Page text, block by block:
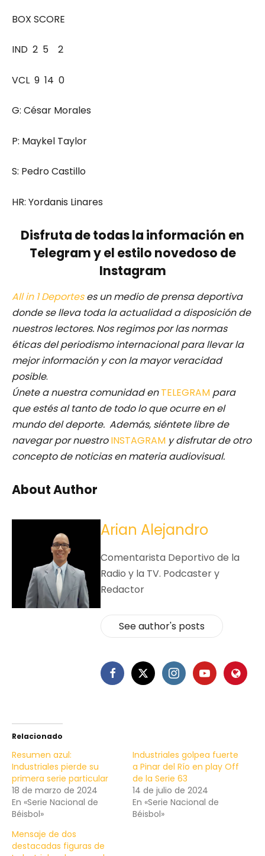
BOX SCORE
IND 2 5 2
VCL 9 14 0
G: César Morales
P: Maykel Taylor
S: Pedro Castillo
HR: Yordanis Linares
Disfruta de todas la información en
Telegram y el estilo novedoso de
Instagram
All in 1 Deporteses un medio de prensa deportiva
donde se lleva toda la actualidad a disposición de
nuestros lectores. Nos regimos por las normas
éticas del periodismo internacional para llevar la
mejor información y con la mayor veracidad
posible.
Únete a nuestra comunidad enTELEGRAM para
que estés al tanto de todo lo que ocurre en el
mundo del deporte. Además, siéntete libre de
navegar por nuestro INSTAGRAM y disfrutar de otro
concepto de noticias en materia audiovisual.
About Author
Arian Alejandro
Comentarista Deportivo de la
Radio y la TV. Podcaster y
Redactor
See author's posts
Relacionado
Resumen azul:
Industriales pierde su
primera serie particular
18 de marzo de 2024
En «Serie Nacional de
Béisbol»
Industriales golpea fuerte
a Pinar del Río en play Off
de la Serie 63
14 de julio de 2024
En «Serie Nacional de
Béisbol»
Mensaje de dos
destacadas figuras de